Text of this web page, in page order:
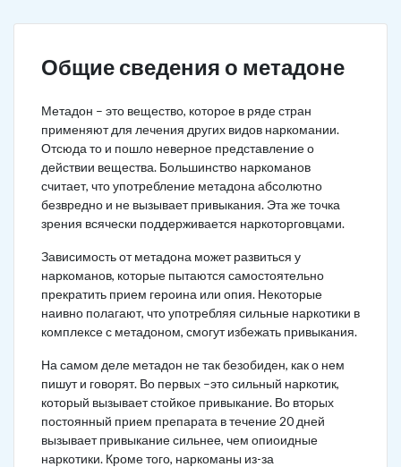
Общие сведения о метадоне
Метадон – это вещество, которое в ряде стран
применяют для лечения других видов наркомании.
Отсюда то и пошло неверное представление о
действии вещества. Большинство наркоманов
считает, что употребление метадона абсолютно
безвредно и не вызывает привыкания. Эта же точка
зрения всячески поддерживается наркоторговцами.
Зависимость от метадона может развиться у
наркоманов, которые пытаются самостоятельно
прекратить прием героина или опия. Некоторые
наивно полагают, что употребляя сильные наркотики в
комплексе с метадоном, смогут избежать привыкания.
На самом деле метадон не так безобиден, как о нем
пишут и говорят. Во первых –это сильный наркотик,
который вызывает стойкое привыкание. Во вторых
постоянный прием препарата в течение 20 дней
вызывает привыкание сильнее, чем опиоидные
наркотики. Кроме того, наркоманы из-за